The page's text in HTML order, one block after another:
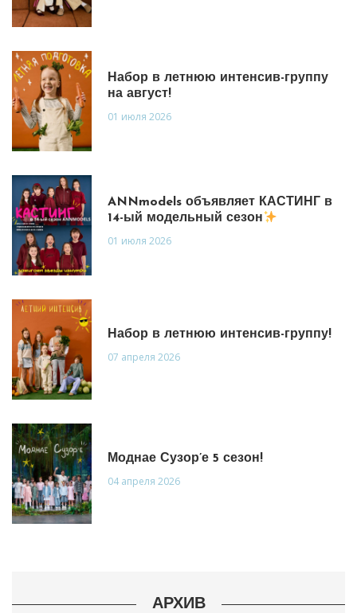
Набор в летнюю интенсив-группу
на август!
01 июля 2026
ANNmodels объявляет КАСТИНГ в
14-ый модельный сезон
01 июля 2026
Набор в летнюю интенсив-группу!
07 апреля 2026
Моднае Сузор’е 5 сезон!
04 апреля 2026
АРХИВ